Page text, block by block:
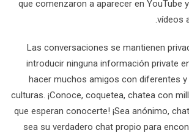
que comenzaron a aparecer en YouTube
vídeos
Las conversaciones se mantienen
introducir ninguna información private
hacer muchos amigos con diferentes
culturas. ¡Conoce, coquetea, chatea con
que esperan conocerte! ¡Sea anónimo,
sea su verdadero chat propio para